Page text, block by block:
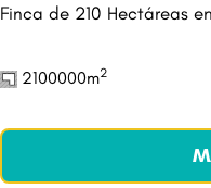
Finca de 210 Hectáreas
2100000m2